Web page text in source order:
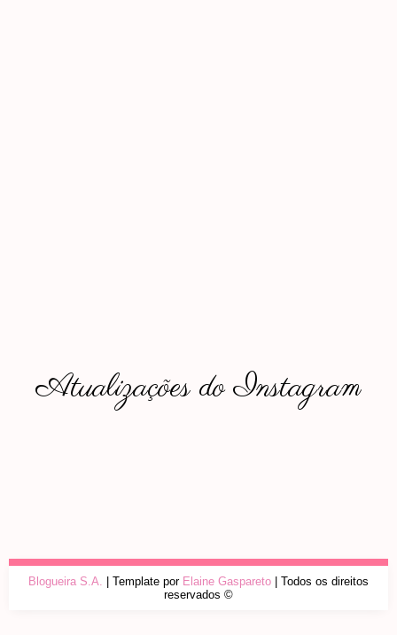
Atualizações do Instagram
Blogueira S.A. | Template por Elaine Gaspareto | Todos os direitos
reservados ©